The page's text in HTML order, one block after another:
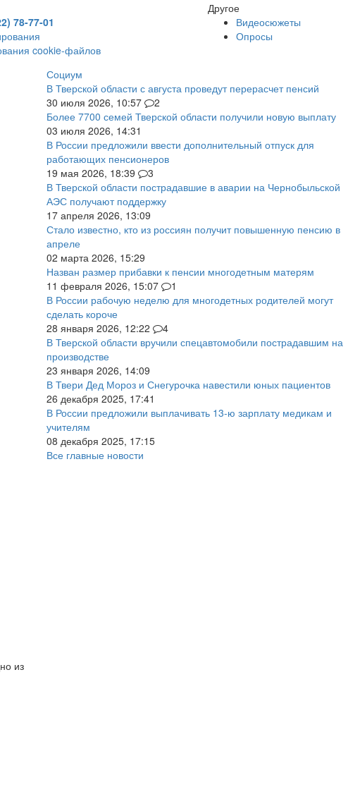
78-77-01
cookie-файлов
Другое
Видеосюжеты
Опросы
из
Социум
В Тверской области с августа проведут перерасчет пенсий
30 июля 2026, 10:57
2
Более 7700 семей Тверской области получили новую выплату
03 июля 2026, 14:31
В России предложили ввести дополнительный отпуск для
работающих пенсионеров
19 мая 2026, 18:39
3
В Тверской области пострадавшие в аварии на Чернобыльской
АЭС получают поддержку
17 апреля 2026, 13:09
Стало известно, кто из россиян получит повышенную пенсию в
апреле
02 марта 2026, 15:29
Назван размер прибавки к пенсии многодетным матерям
11 февраля 2026, 15:07
1
В России рабочую неделю для многодетных родителей могут
сделать короче
28 января 2026, 12:22
4
В Тверской области вручили спецавтомобили пострадавшим на
производстве
23 января 2026, 14:09
В Твери Дед Мороз и Снегурочка навестили юных пациентов
26 декабря 2025, 17:41
В России предложили выплачивать 13-ю зарплату медикам и
учителям
08 декабря 2025, 17:15
Все главные новости